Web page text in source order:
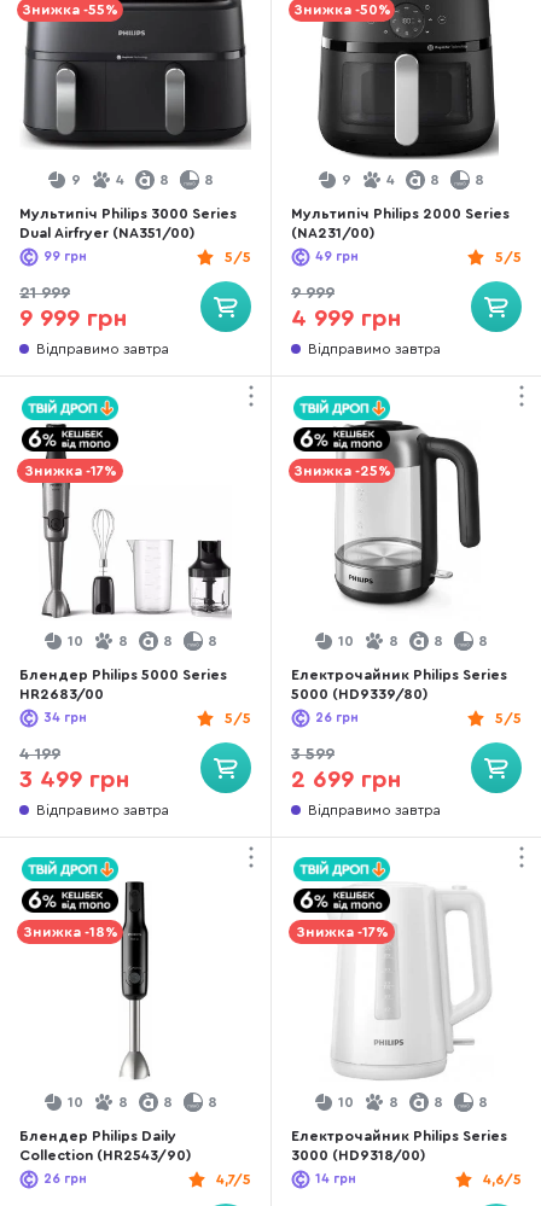
Знижка -55%
9 4 8 8
Мультипіч Philips 3000 Series
Dual Airfryer (NA351/00)
5/5
99 грн
21 999
9 999 грн
Відправимо завтра
Знижка -50%
9 4 8 8
Мультипіч Philips 2000 Series
(NA231/00)
5/5
49 грн
9 999
4 999 грн
Відправимо завтра
Знижка -17%
10 8 8 8
Блендер Philips 5000 Series
HR2683/00
5/5
34 грн
4 199
3 499 грн
Відправимо завтра
Знижка -25%
10 8 8 8
Електрочайник Philips Series
5000 (HD9339/80)
5/5
26 грн
3 599
2 699 грн
Відправимо завтра
Знижка -18%
10 8 8 8
Блендер Philips Daily
Collection (HR2543/90)
4,7/5
26 грн
Знижка -17%
10 8 8 8
Електрочайник Philips Series
3000 (HD9318/00)
4,6/5
14 грн